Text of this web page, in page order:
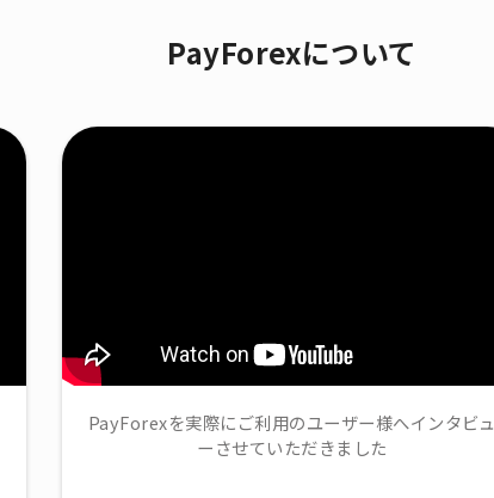
PayForexについて
PayForexを実際にご利用のユーザー様へインタビュ
ーさせていただきました